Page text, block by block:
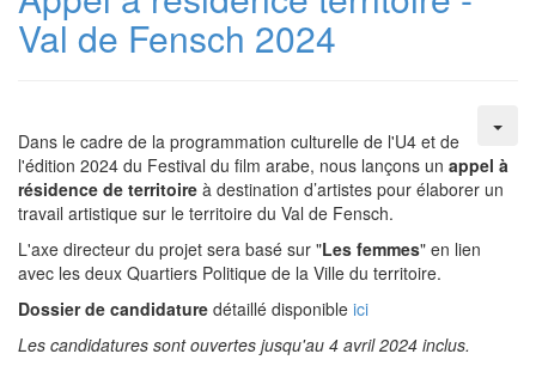
Val de Fensch 2024
Dans le cadre de la programmation culturelle de l'U4 et de
l'édition 2024 du Festival du film arabe, nous lançons un appel à
résidence de territoire à destination d’artistes pour élaborer un
travail artistique sur le territoire du Val de Fensch.
L'axe directeur du projet sera basé sur "Les femmes" en lien
avec les deux Quartiers Politique de la Ville du territoire.
Dossier de candidature détaillé disponible ici
Les candidatures sont ouvertes jusqu'au 4 avril 2024 inclus.